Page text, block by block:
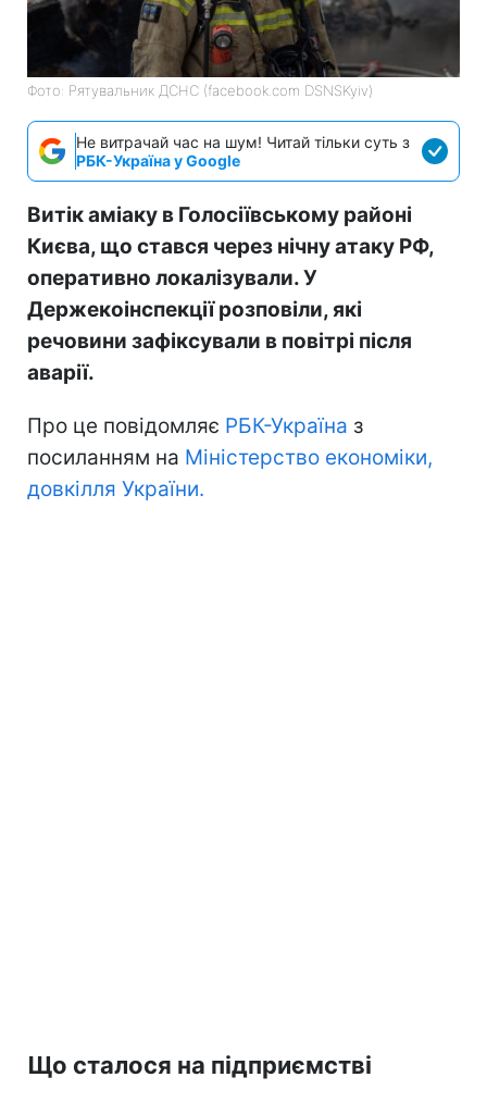
Фото: Рятувальник ДСНС (facebook.com DSNSKyiv)
Не витрачай час на шум! Читай тільки суть з
РБК-Україна у Google
Витік аміаку в Голосіївському районі
Києва, що стався через нічну атаку РФ,
оперативно локалізували. У
Держекоінспекції розповіли, які
речовини зафіксували в повітрі після
аварії.
Про це повідомляє РБК-Україна з
посиланням на Міністерство економіки,
довкілля України.
Що сталося на підприємстві